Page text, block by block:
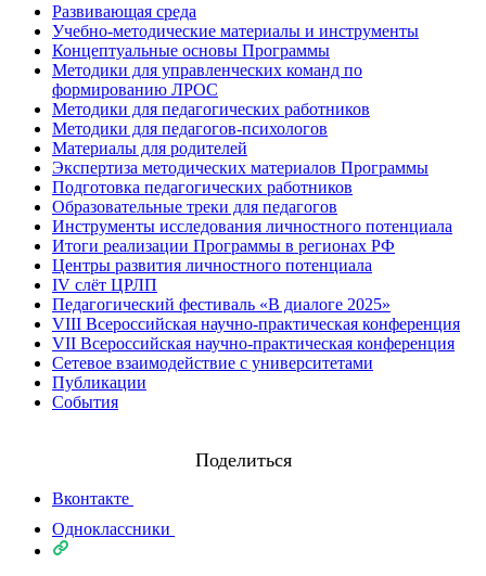
Развивающая среда
Учебно-методические материалы и инструменты
Концептуальные основы Программы
Методики для управленческих команд по
формированию ЛРОС
Методики для педагогических работников
Методики для педагогов-психологов
Материалы для родителей
Экспертиза методических материалов Программы
Подготовка педагогических работников
Образовательные треки для педагогов
Инструменты исследования личностного потенциала
Итоги реализации Программы в регионах РФ
Центры развития личностного потенциала
IV слёт ЦРЛП
Педагогический фестиваль «В диалоге 2025»
VIII Всероссийская научно-практическая конференция
VII Всероссийская научно-практическая конференция
Сетевое взаимодействие с университетами
Публикации
События
Поделиться
Вконтакте
Одноклассники